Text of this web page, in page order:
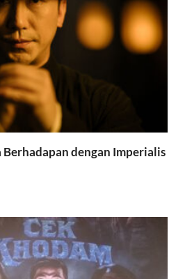
Berhadapan dengan Imperialis